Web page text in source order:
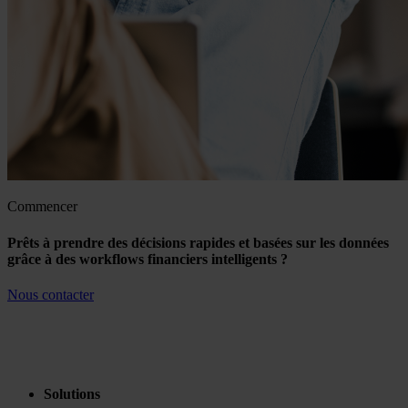
Commencer
Prêts à prendre des décisions rapides et basées sur les données
grâce à des workflows financiers intelligents ?
Nous contacter
Solutions